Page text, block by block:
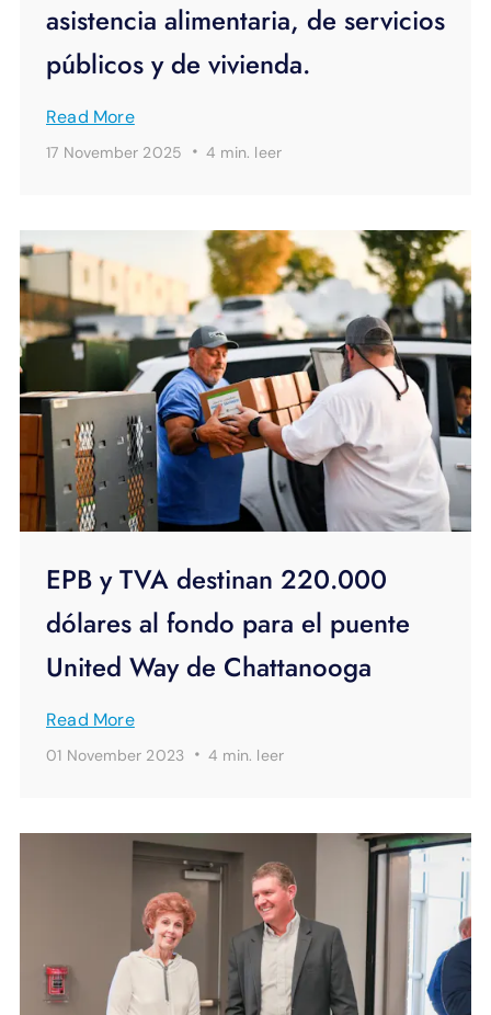
asistencia alimentaria, de servicios
públicos y de vivienda.
Read More
17 November 2025 · 4 min. leer
EPB y TVA destinan 220.000
dólares al fondo para el puente
United Way de Chattanooga
Read More
01 November 2023 · 4 min. leer